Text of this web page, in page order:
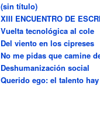
(sin título)
XIII ENCUENTRO DE
Vuelta tecnológica al cole
Del viento en los cipreses
No me pidas que camine
Deshumanización social
Querido ego: el talento